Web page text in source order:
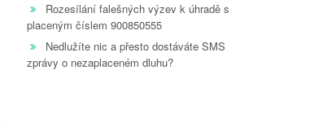
Rozesílání falešných výzev k úhradě s
placeným číslem 900850555
Nedlužíte nic a přesto dostáváte SMS
zprávy o nezaplaceném dluhu?